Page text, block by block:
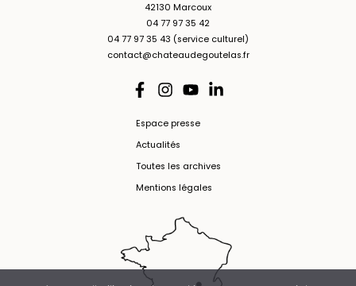
42130 Marcoux
04 77 97 35 42
04 77 97 35 43 (service culturel)
contact@chateaudegoutelas.fr
Espace presse
Actualités
Toutes les archives
Mentions légales